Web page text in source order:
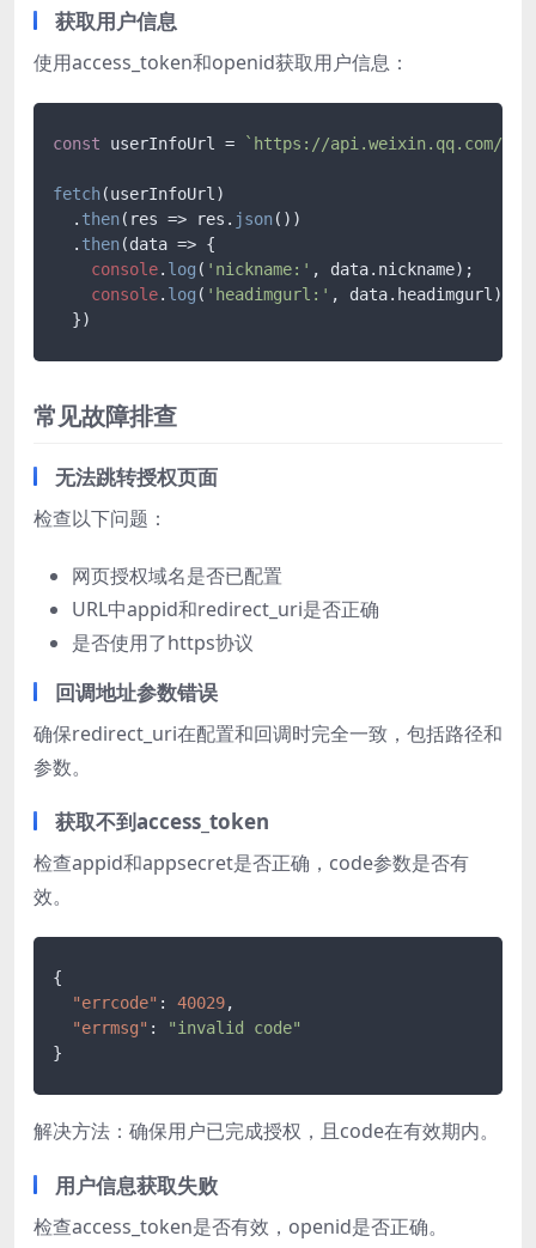
获取用户信息
使用access_token和openid获取用户信息：
const userInfoUrl = `https://api.weixin.qq.com/sns/
fetch(userInfoUrl)
  .
then( res => res. json())
  .
then(data => {
console. log ( 'nickname:' , data. nickname);
console. log ( 'headimgurl:' , data. headimgurl );
  })
常见故障排查
无法跳转授权页面
检查以下问题：
网页授权域名是否已配置
URL中appid和redirect_uri是否正确
是否使用了https协议
回调地址参数错误
确保redirect_uri在配置和回调时完全一致，包括路径和
参数。
获取不到access_token
检查appid和appsecret是否正确，code参数是否有
效。
{
"errcode" : 40029,
"errmsg" :
"invalid code"
}
解决方法：确保用户已完成授权，且code在有效期内。
用户信息获取失败
检查access_token是否有效，openid是否正确。